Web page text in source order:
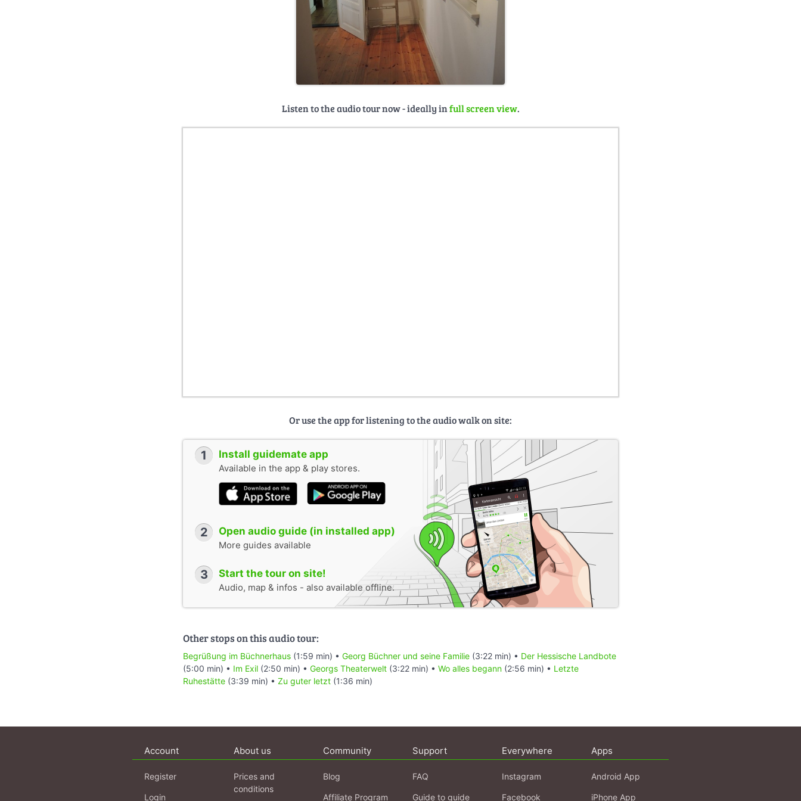
Listen to the audio tour now - ideally infull screen view.
Or use the app for listening to the audio walk on site:
1 Install guidemate app
Available in the app & play stores.
2 Open audio guide (in installed app)
More guides available
3 Start the tour on site!
Audio, map & infos - also available offline.
Other stops on this audio tour:
Begrüßung im Büchnerhaus (1:59 min) • Georg Büchner und seine Familie (3:22 min) • Der Hessische Landbote
(5:00 min) • Im Exil (2:50 min) • Georgs Theaterwelt (3:22 min) • Wo alles begann (2:56 min) • Letzte
Ruhestätte (3:39 min) • Zu guter letzt (1:36 min)
Account
Register
Login
About us
Prices and
conditions
Community
Blog
Affiliate Program
Support
FAQ
Guide to guide
Everywhere
Instagram
Facebook
Apps
Android App
iPhone App